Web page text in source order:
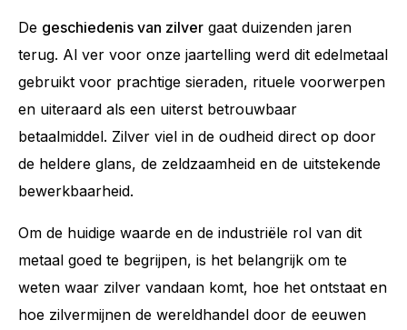
De geschiedenis van zilver gaat duizenden jaren
terug. Al ver voor onze jaartelling werd dit edelmetaal
gebruikt voor prachtige sieraden, rituele voorwerpen
en uiteraard als een uiterst betrouwbaar
betaalmiddel. Zilver viel in de oudheid direct op door
de heldere glans, de zeldzaamheid en de uitstekende
bewerkbaarheid.
Om de huidige waarde en de industriële rol van dit
metaal goed te begrijpen, is het belangrijk om te
weten waar zilver vandaan komt, hoe het ontstaat en
hoe zilvermijnen de wereldhandel door de eeuwen